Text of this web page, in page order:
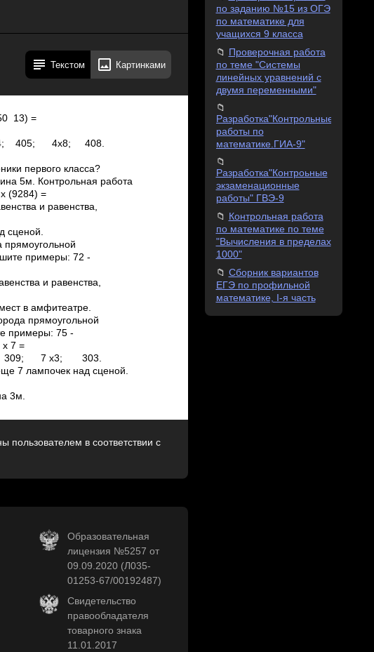
Текстом Картинками
+ (50 ­ 13) =
=
х 4; 40­5; 4х8; 40­8.
первого класса?
5м. Контрольная работа
(92­84) =
и равенства,
сценой.
прямоугольной
примеры: 72
и равенства,
в амфитеатре.
прямоугольной
примеры: 75
: 9 = 64 : 8 х 7 =
х7; 30­9; 7 х3; 30­3.
7 лампочек над сценой.
3м.
пользователем в соответствии с
Образовательная
лицензия №5257 от
09.09.2020 (Л035-
01253-67/00192487)
Свидетельство
правообладателя
товарного знака
11.01.2017
по заданию №15 из ОГЭ
по математике для
учащихся 9 класса
Проверочная работа
по теме "Системы
линейных уравнений с
двумя переменными"
Разработка"Контрольные
работы по
математике.ГИА-9"
Разработка"Контроьные
экзаменационные
работы" ГВЭ-9
Контрольная работа
по математике по теме
"Вычисления в пределах
1000"
Сборник вариантов
ЕГЭ по профильной
математике, I-я часть